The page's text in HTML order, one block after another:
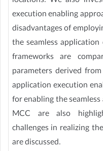
execution enabling
disadvantages of
the seamless
frameworks are
parameters derived
application execution
for enabling the
MCC are also
challenges in realizing
are discussed.